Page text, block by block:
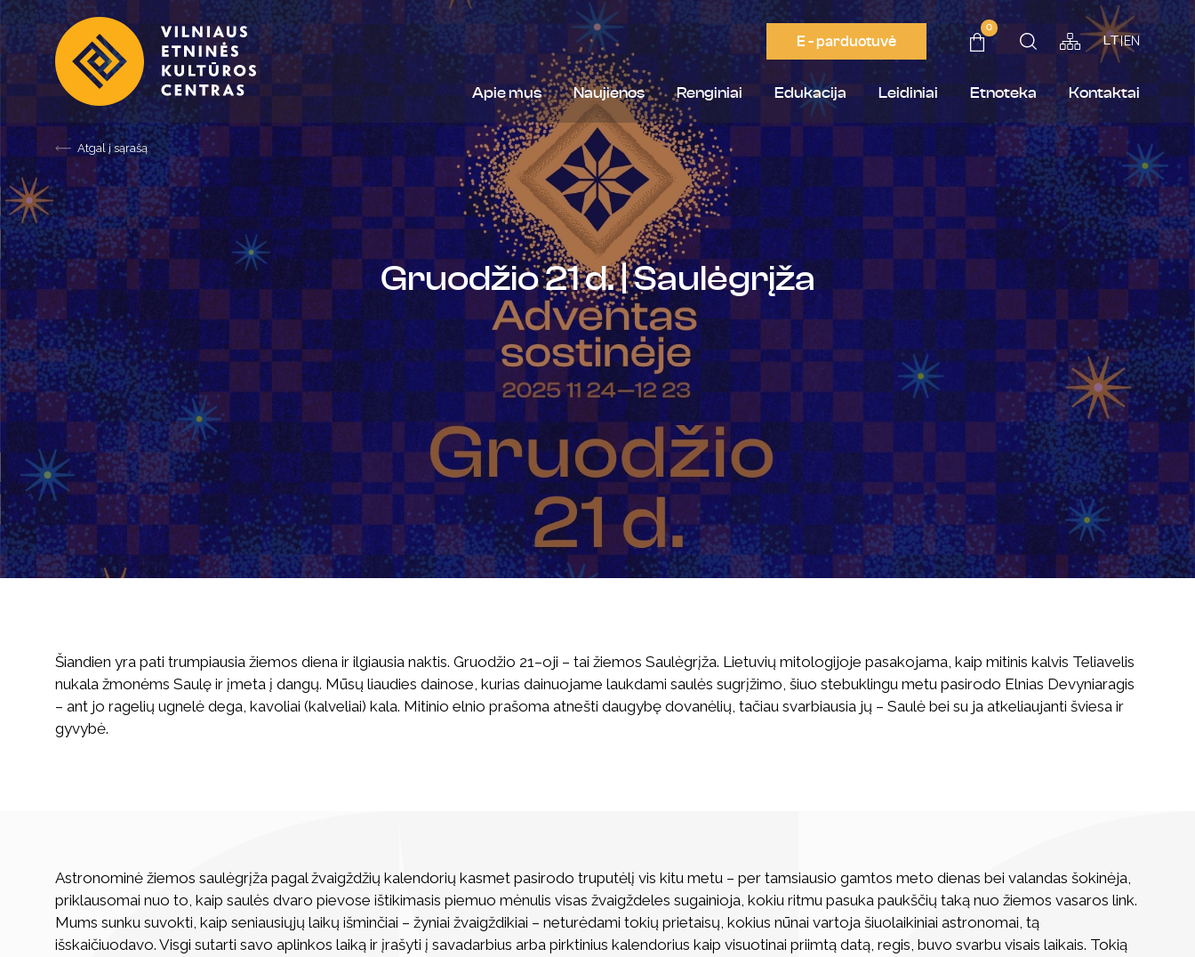
E - parduotuvė
0
LT EN
Apie mus Naujienos Renginiai Edukacija Leidiniai Etnoteka Kontaktai
Atgal į sąrašą
Gruodžio 21 d. | Saulėgrįža
Šiandien yra pati trumpiausia žiemos diena ir ilgiausia naktis. Gruodžio 21–oji – tai žiemos Saulėgrįža. Lietuvių mitologijoje pasakojama, kaip mitinis kalvis Teliavelis
nukala žmonėms Saulę ir įmeta į dangų. Mūsų liaudies dainose, kurias dainuojame laukdami saulės sugrįžimo, šiuo stebuklingu metu pasirodo Elnias Devyniaragis
– ant jo ragelių ugnelė dega, kavoliai (kalveliai) kala. Mitinio elnio prašoma atnešti daugybę dovanėlių, tačiau svarbiausia jų – Saulė bei su ja atkeliaujanti šviesa ir
gyvybė.
Astronominė žiemos saulėgrįža pagal žvaigždžių kalendorių kasmet pasirodo truputėlį vis kitu metu – per tamsiausio gamtos meto dienas bei valandas šokinėja,
priklausomai nuo to, kaip saulės dvaro pievose ištikimasis piemuo mėnulis visas žvaigždeles sugainioja, kokiu ritmu pasuka paukščių taką nuo žiemos vasaros link.
Mums sunku suvokti, kaip seniausiųjų laikų išminčiai – žyniai žvaigždikiai – neturėdami tokių prietaisų, kokius nūnai vartoja šiuolaikiniai astronomai, tą
išskaičiuodavo. Visgi sutarti savo aplinkos laiką ir įrašyti į savadarbius arba pirktinius kalendorius kaip visuotinai priimtą datą, regis, buvo svarbu visais laikais. Tokią